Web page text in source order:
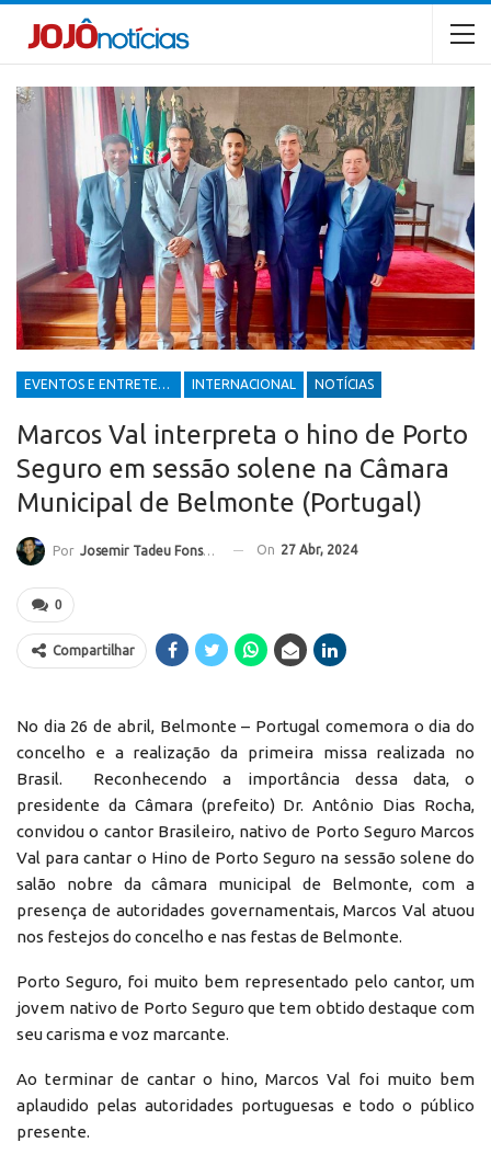
EVENTOS E ENTRETENIMENTOS INTERNACIONAL NOTÍCIAS
Marcos Val interpreta o hino de Porto
Seguro em sessão solene na Câmara
Municipal de Belmonte (Portugal)
Por Josemir Tadeu Fonseca On 27 Abr, 2024
0
Compartilhar
No dia 26 de abril, Belmonte – Portugal comemora o dia do
concelho e a realização da primeira missa realizada no
Brasil. Reconhecendo a importância dessa data, o
presidente da Câmara (prefeito) Dr. Antônio Dias Rocha,
convidou o cantor Brasileiro, nativo de Porto Seguro Marcos
Val para cantar o Hino de Porto Seguro na sessão solene do
salão nobre da câmara municipal de Belmonte, com a
presença de autoridades governamentais, Marcos Val atuou
nos festejos do concelho e nas festas de Belmonte.
Porto Seguro, foi muito bem representado pelo cantor, um
jovem nativo de Porto Seguro que tem obtido destaque com
seu carisma e voz marcante.
Ao terminar de cantar o hino, Marcos Val foi muito bem
aplaudido pelas autoridades portuguesas e todo o público
presente.